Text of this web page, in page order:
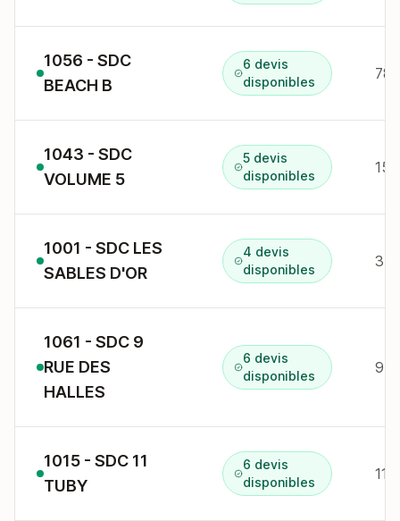
1056 - SDC
BEACH B
6 devis
disponibles
78
1043 - SDC
VOLUME 5
5 devis
disponibles
15
1001 - SDC LES
SABLES D'OR
4 devis
disponibles
35
1061 - SDC 9
RUE DES
HALLES
6 devis
disponibles
9 r
1015 - SDC 11
TUBY
6 devis
disponibles
11